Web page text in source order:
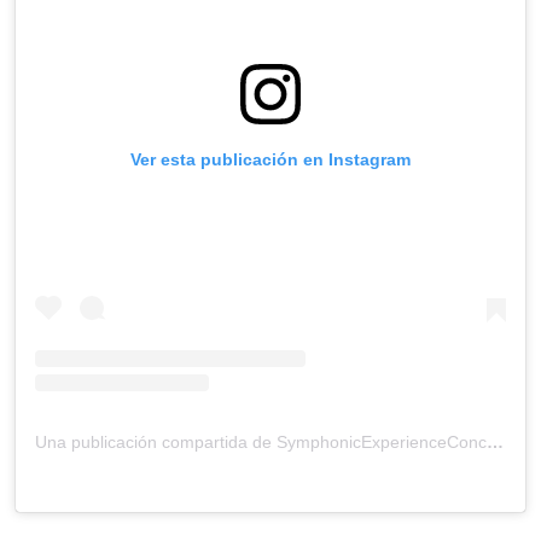
Ver esta publicación en Instagram
Una publicación compartida de SymphonicExperienceConcerts (@symphonicexperienceconcerts)